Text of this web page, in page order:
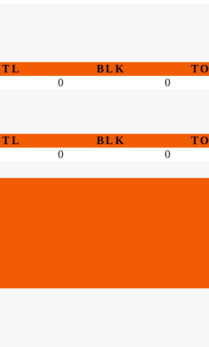
BLK TO
0 0
BLK TO
0 0